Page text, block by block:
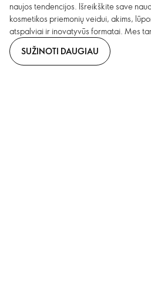
naujos tendencijos. Išreikškite save
kosmetikos priemonių veidui, akims,
atspalviai ir inovatyvūs formatai. Mes
SUŽINOTI DAUGIAU